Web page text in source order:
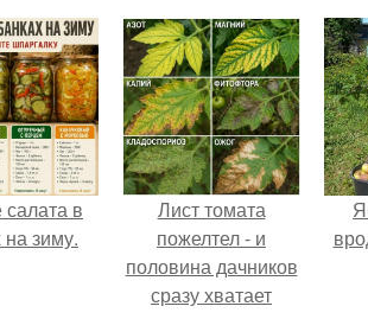
в
на зиму.
Лист томата
пожелтел - и
половина дачников
сразу хватает